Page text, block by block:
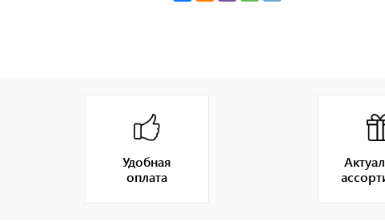
Удобная
оплата